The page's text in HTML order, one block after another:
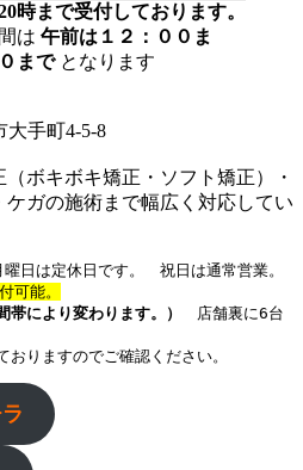
時まで受付しております。
は 午前は１２：００ま
までとなります
大手町4-5-8
ボキボキ矯正・ソフト矯正）・
ガの施術まで幅広く対応してい
日は定休日です。　祝日は通常営業。
可能。
帯により変わります。）
店舗裏に6台
りますのでご確認ください。